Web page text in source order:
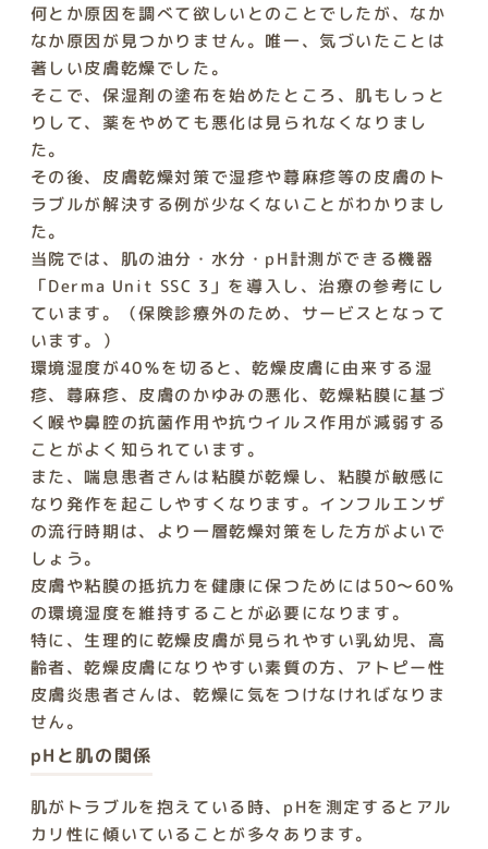
何とか原因を調べて欲しいとのことでしたが、なか
なか原因が見つかりません。唯一、気づいたことは
著しい皮膚乾燥でした。
そこで、保湿剤の塗布を始めたところ、肌もしっと
りして、薬をやめても悪化は見られなくなりまし
た。
その後、皮膚乾燥対策で湿疹や蕁麻疹等の皮膚のト
ラブルが解決する例が少なくないことがわかりまし
た。
当院では、肌の油分・水分・pH計測ができる機器
「Derma Unit SSC 3」を導入し、治療の参考にし
ています。（保険診療外のため、サービスとなって
います。）
環境湿度が40％を切ると、乾燥皮膚に由来する湿
疹、蕁麻疹、皮膚のかゆみの悪化、乾燥粘膜に基づ
く喉や鼻腔の抗菌作用や抗ウイルス作用が減弱する
ことがよく知られています。
また、喘息患者さんは粘膜が乾燥し、粘膜が敏感に
なり発作を起こしやすくなります。インフルエンザ
の流行時期は、より一層乾燥対策をした方がよいで
しょう。
皮膚や粘膜の抵抗力を健康に保つためには50～60％
の環境湿度を維持することが必要になります。
特に、生理的に乾燥皮膚が見られやすい乳幼児、高
齢者、乾燥皮膚になりやすい素質の方、アトピー性
皮膚炎患者さんは、乾燥に気をつけなければなりま
せん。
pHと肌の関係
肌がトラブルを抱えている時、pHを測定するとアル
カリ性に傾いていることが多々あります。